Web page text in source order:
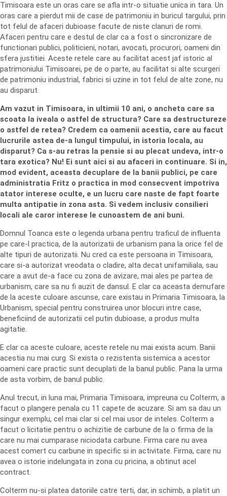
Timisoara este un oras care se afla intr-o situatie unica in tara. Un
oras care a pierdut mii de case de patrimoniu in buricul targului, prin
tot felul de afaceri dubioase facute de niste clanuri de romi.
Afaceri pentru care e destul de clar ca a fost o sincronizare de
functionari publici, politicieni, notari, avocati, procurori, oameni din
sfera justitiei. Aceste retele care au facilitat acest jaf istoric al
patrimoniului Timisoarei, pe de o parte, au facilitat si alte scurgeri
de patrimoniu industrial, fabrici si uzine in tot felul de alte zone, nu
au disparut.
Am vazut in Timisoara, in ultimii 10 ani, o ancheta care sa
scoata la iveala o astfel de structura? Care sa destructureze
o astfel de retea? Credem ca oamenii acestia, care au facut
lucrurile astea de-a lungul timpului, in istoria locala, au
disparut? Ca s-au retras la pensie si au plecat undeva, intr-o
tara exotica? Nu! Ei sunt aici si au afaceri in continuare. Si in,
mod evident, aceasta decuplare de la banii publici, pe care
administratia Fritz o practica in mod consecvent impotriva
atator interese oculte, e un lucru care naste de fapt foarte
multa antipatie in zona asta. Si vedem inclusiv consilieri
locali ale caror interese le cunoastem de ani buni.
Domnul Toanca este o legenda urbana pentru traficul de influenta
pe care-l practica, de la autorizatii de urbanism pana la orice fel de
alte tipuri de autorizatii. Nu cred ca este persoana in Timisoara,
care si-a autorizat vreodata o cladire, alta decat unifamiliala, sau
care a avut de-a face cu zona de avizare, mai ales pe partea de
urbanism, care sa nu fi auzit de dansul. E clar ca aceasta demufare
de la aceste culoare ascunse, care existau in Primaria Timisoara, la
Urbanism, special pentru construirea unor blocuri intre case,
beneficiind de autorizatii cel putin dubioase, a produs multa
agitatie.
E clar ca aceste culoare, aceste retele nu mai exista acum. Banii
acestia nu mai curg. Si exista o rezistenta sistemica a acestor
oameni care practic sunt decuplati de la banul public. Pana la urma
de asta vorbim, de banul public.
Anul trecut, in luna mai, Primaria Timisoara, impreuna cu Colterm, a
facut o plangere penala cu 11 capete de acuzare. Si am sa dau un
singur exemplu, cel mai clar si cel mai usor de inteles. Colterm a
facut o licitatie pentru o achizitie de carbune de la o firma de la
care nu mai cumparase niciodata carbune. Firma care nu avea
acest comert cu carbune in specific si in activitate. Firma, care nu
avea o istorie indelungata in zona cu pricina, a obtinut acel
contract.
Colterm nu-si platea datoriile catre terti, dar, in schimb, a platit un